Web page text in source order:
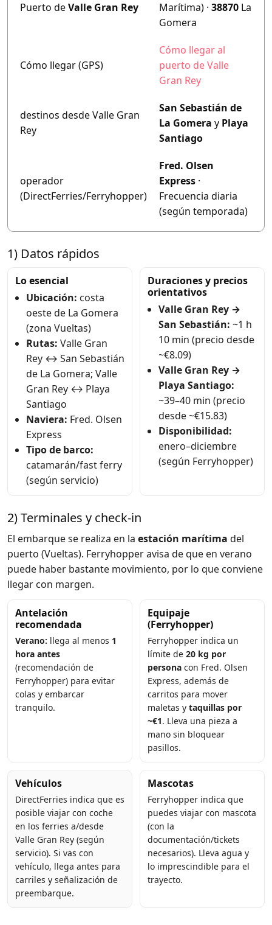
Puerto deValle Gran Rey
Marítima) · 38870 La
Gomera
Cómo llegar (GPS)
Cómo llegar al
puerto de Valle
Gran Rey
destinos desde Valle Gran
Rey
San Sebastián de
La Gomera y Playa
Santiago
operador
(DirectFerries/Ferryhopper)
Fred. Olsen
Express ·
Frecuencia diaria
(según temporada)
1) Datos rápidos
Lo esencial
Ubicación: costa
oeste de La Gomera
(zona Vueltas)
Rutas: Valle Gran
Rey ↔ San Sebastián
de La Gomera; Valle
Gran Rey ↔ Playa
Santiago
Naviera: Fred. Olsen
Express
Tipo de barco:
catamarán/fast ferry
(según servicio)
Duraciones y precios
orientativos
Valle Gran Rey →
San Sebastián: ~1 h
10 min (precio desde
~€8.09)
Valle Gran Rey →
Playa Santiago:
~39–40 min (precio
desde ~€15.83)
Disponibilidad:
enero–diciembre
(según Ferryhopper)
2) Terminales y check-in
El embarque se realiza en la estación marítima del
puerto (Vueltas). Ferryhopper avisa de que en verano
puede haber bastante movimiento, por lo que conviene
llegar con margen.
Antelación
recomendada
Verano: llega al menos 1
hora antes
(recomendación de
Ferryhopper) para evitar
colas y embarcar
tranquilo.
Equipaje
(Ferryhopper)
Ferryhopper indica un
límite de 20 kg por
persona con Fred. Olsen
Express, además de
carritos para mover
maletas y taquillas por
~€1. Lleva una pieza a
mano sin bloquear
pasillos.
Vehículos
DirectFerries indica que es
posible viajar con coche
en los ferries a/desde
Valle Gran Rey (según
servicio). Si vas con
vehículo, llega antes para
carriles y señalización de
preembarque.
Mascotas
Ferryhopper indica que
puedes viajar con mascota
(con la
documentación/tickets
necesarios). Lleva agua y
lo imprescindible para el
trayecto.